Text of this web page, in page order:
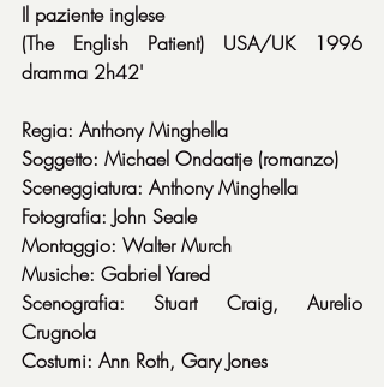
Il paziente inglese
(The English Patient) USA/UK 1996
dramma 2h42'
Regia: Anthony Minghella
Soggetto: Michael Ondaatje (romanzo)
Sceneggiatura: Anthony Minghella
Fotografia: John Seale
Montaggio: Walter Murch
Musiche: Gabriel Yared
Scenografia: Stuart Craig, Aurelio
Crugnola
Costumi: Ann Roth, Gary Jones